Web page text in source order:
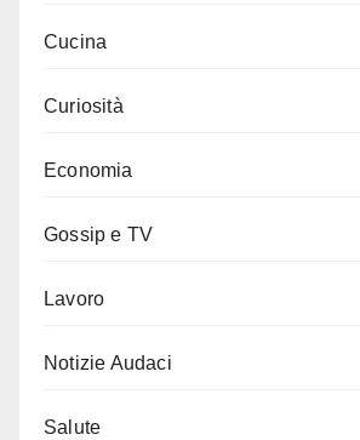
Cucina
Curiosità
Economia
Gossip e TV
Lavoro
Notizie Audaci
Salute